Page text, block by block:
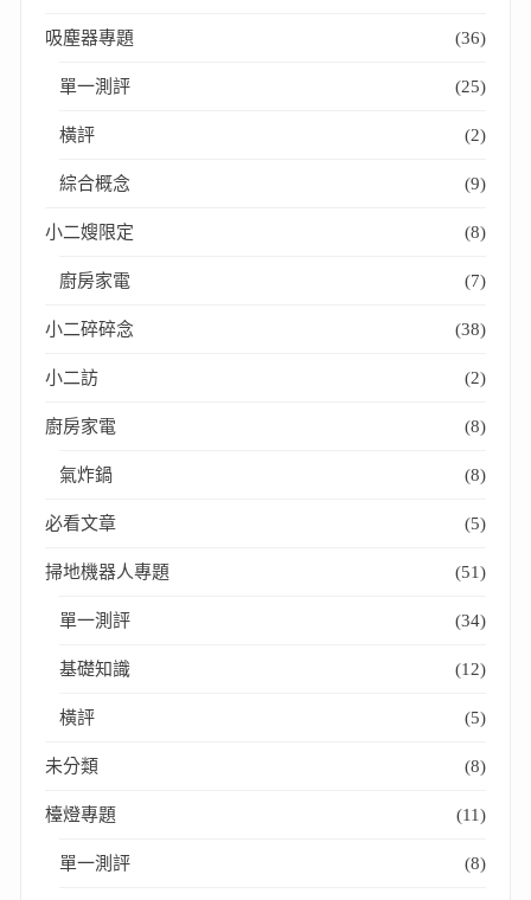
吸塵器專題 (36)
單一測評 (25)
橫評 (2)
綜合概念 (9)
小二嫂限定 (8)
廚房家電 (7)
小二碎碎念 (38)
小二訪 (2)
廚房家電 (8)
氣炸鍋 (8)
必看文章 (5)
掃地機器人專題 (51)
單一測評 (34)
基礎知識 (12)
橫評 (5)
未分類 (8)
檯燈專題 (11)
單一測評 (8)